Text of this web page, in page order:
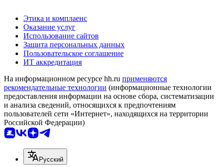
Этика и комплаенс
Оказание услуг
Использование сайтов
Защита персональных данных
Пользовательское соглашение
ИТ аккредитация
На информационном ресурсе hh.ru применяются
рекомендательные технологии (информационные технологии
предоставления информации на основе сбора, систематизации
и анализа сведений, относящихся к предпочтениям
пользователей сети «Интернет», находящихся на территории
Российской Федерации)
Русский